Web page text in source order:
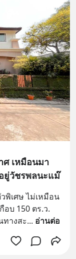
เหมือนมา
ยู่วัชรพลนะแม๊
พิเศษ ไม่เหมือน
บ 150 ตร.ว.
ทางสะ... อ่านต่อ